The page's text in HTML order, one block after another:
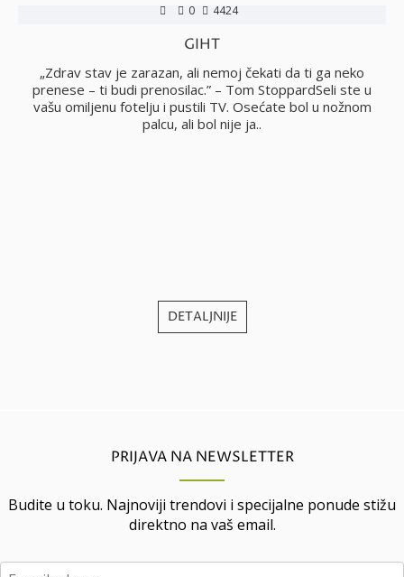
0 4424
GIHT
„Zdrav stav je zarazan, ali nemoj čekati da ti ga neko
prenese – ti budi prenosilac.” – Tom StoppardSeli ste u
vašu omiljenu fotelju i pustili TV. Osećate bol u nožnom
palcu, ali bol nije ja..
DETALJNIJE
PRIJAVA NA NEWSLETTER
Budite u toku. Najnoviji trendovi i specijalne ponude stižu
direktno na vaš email.